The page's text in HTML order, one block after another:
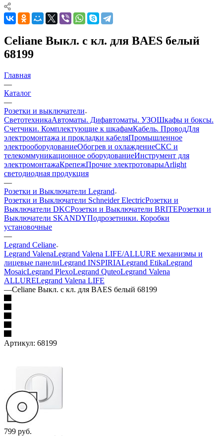
Celiane Выкл. с кл. для BAES белый
68199
Главная
—
Каталог
—
Розетки и выключатели
СветотехникаАвтоматы. Дифавтоматы. УЗОШкафы и боксы.
Счетчики. Комплектующие к шкафамКабель. ПроводДля
электромонтажа и прокладки кабеляПромышленное
электрооборудованиеОбогрев и охлаждениеСКС и
телекоммуникационное оборудованиеИнструмент для
электромонтажаКрепежПрочие электротоварыArlight
светодиодная продукция
—
Розетки и Выключатели Legrand
Розетки и Выключатели Schneider ElectricРозетки и
Выключатели DKCРозетки и Выключатели BRITEРозетки и
Выключатели SKANDYПодрозетники. Коробки
установочные
—
Legrand Celiane
Legrand ValenaLegrand Valena LIFE/ALLURE механизмы и
лицевые панелиLegrand INSPIRIALegrand EtikaLegrand
MosaicLegrand PlexoLegrand QuteoLegrand Valena
ALLURELegrand Valena LIFE
—Celiane Выкл. с кл. для BAES белый 68199
Артикул: 68199
799 руб.